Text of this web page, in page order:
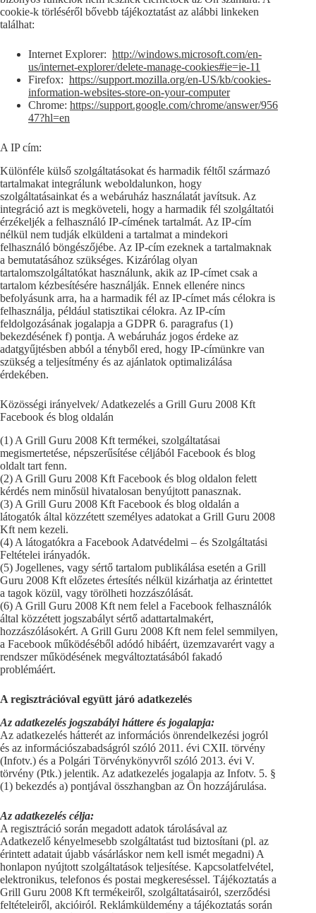
cookie-k törléséről bővebb tájékoztatást az alábbi linkeken
találhat:
Internet Explorer: http://windows.microsoft.com/en-
us/internet-explorer/delete-manage-cookies#ie=ie-11
Firefox: https://support.mozilla.org/en-US/kb/cookies-
information-websites-store-on-your-computer
Chrome: https://support.google.com/chrome/answer/956
47?hl=en
A IP cím:
Különféle külső szolgáltatásokat és harmadik féltől származó
tartalmakat integrálunk weboldalunkon, hogy
szolgáltatásainkat és a webáruház használatát javítsuk. Az
integráció azt is megköveteli, hogy a harmadik fél szolgáltatói
érzékeljék a felhasználó IP-címének tartalmát. Az IP-cím
nélkül nem tudják elküldeni a tartalmat a mindekori
felhasználó böngészőjébe. Az IP-cím ezeknek a tartalmaknak
a bemutatásához szükséges. Kizárólag olyan
tartalomszolgáltatókat használunk, akik az IP-címet csak a
tartalom kézbesítésére használják. Ennek ellenére nincs
befolyásunk arra, ha a harmadik fél az IP-címet más célokra is
felhasználja, például statisztikai célokra. Az IP-cím
feldolgozásának jogalapja a GDPR 6. paragrafus (1)
bekezdésének f) pontja. A webáruház jogos érdeke az
adatgyűjtésben abból a tényből ered, hogy IP-címünkre van
szükség a teljesítmény és az ajánlatok optimalizálása
érdekében.
Közösségi irányelvek/ Adatkezelés a Grill Guru 2008 Kft
Facebook és blog oldalán
(1) A Grill Guru 2008 Kft termékei, szolgáltatásai
megismertetése, népszerűsítése céljából Facebook és blog
oldalt tart fenn.
(2) A Grill Guru 2008 Kft Facebook és blog oldalon felett
kérdés nem minősül hivatalosan benyújtott panasznak.
(3) A Grill Guru 2008 Kft Facebook és blog oldalán a
látogatók által közzétett személyes adatokat a Grill Guru 2008
Kft nem kezeli.
(4) A látogatókra a Facebook Adatvédelmi – és Szolgáltatási
Feltételei irányadók.
(5) Jogellenes, vagy sértő tartalom publikálása esetén a Grill
Guru 2008 Kft előzetes értesítés nélkül kizárhatja az érintettet
a tagok közül, vagy törölheti hozzászólását.
(6) A Grill Guru 2008 Kft nem felel a Facebook felhasználók
által közzétett jogszabályt sértő adattartalmakért,
hozzászólásokért. A Grill Guru 2008 Kft nem felel semmilyen,
a Facebook működéséből adódó hibáért, üzemzavarért vagy a
rendszer működésének megváltoztatásából fakadó
problémáért.
A regisztrációval együtt járó adatkezelés
Az adatkezelés jogszabályi háttere és jogalapja:
Az adatkezelés hátterét az információs önrendelkezési jogról
és az információszabadságról szóló 2011. évi CXII. törvény
(Infotv.) és a Polgári Törvénykönyvről szóló 2013. évi V.
törvény (Ptk.) jelentik. Az adatkezelés jogalapja az Infotv. 5. §
(1) bekezdés a) pontjával összhangban az Ön hozzájárulása.
Az adatkezelés célja:
A regisztráció során megadott adatok tárolásával az
Adatkezelő kényelmesebb szolgáltatást tud biztosítani (pl. az
érintett adatait újabb vásárláskor nem kell ismét megadni) A
honlapon nyújtott szolgáltatások teljesítése. Kapcsolatfelvétel,
elektronikus, telefonos és postai megkereséssel. Tájékoztatás a
Grill Guru 2008 Kft termékeiről, szolgáltatásairól, szerződési
feltételeiről, akcióiról. Reklámküldemény a tájékoztatás során